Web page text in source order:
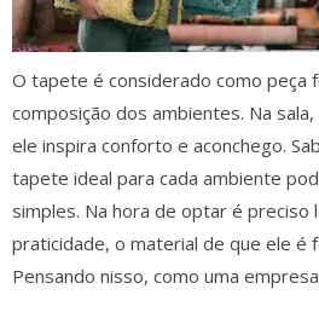
O tapete é considerado como peça
composição dos ambientes. Na
ele inspira conforto e aconchego.
tapete ideal para cada ambiente
simples. Na hora de optar é preciso
praticidade, o material de que ele é
Pensando nisso, como uma empresa